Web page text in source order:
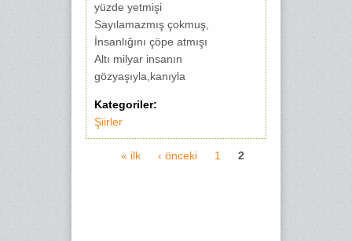
yüzde yetmişi
Sayılamazmış çokmuş,
İnsanlığını çöpe atmışı
Altı milyar insanın
gözyaşıyla,kanıyla
Kategoriler:
Şiirler
« ilk ‹ önceki 1 2